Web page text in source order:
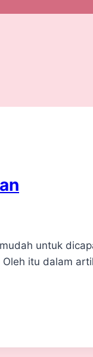
untuk
itu dalam